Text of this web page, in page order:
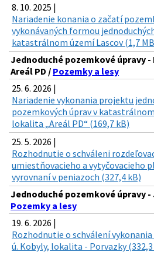
8. 10. 2025 |
Nariadenie konania o začatí
vykonávaných formou
katastrálnom území Lascov (1,7
Jednoduché pozemkové úpravy
Areál PD / Pozemky a lesy
25. 6. 2026 |
Nariadenie vykonania projektu
pozemkových úprav v
lokalita „Areál PD“ (169,7 kB)
25. 5. 2026 |
Rozhodnutie o schváleni
umiestňovacieho a vytyčovacieho
vyrovnaní v peniazoch (327,4 kB)
Jednoduché pozemkové úpravy -
Pozemky a lesy
19. 6. 2026 |
Rozhodnutie o schválení
ú. Kobyly, lokalita - Porvazky (332,3